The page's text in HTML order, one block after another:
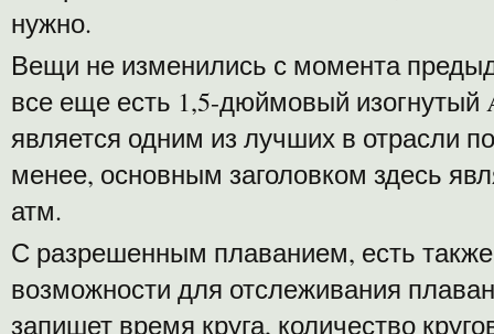
нужно.
Вещи не изменились с момента
все еще есть 1,5-дюймовый
является одним из лучших в отрасли
менее, основным заголовком здесь
атм.
С разрешенным плаванием, есть
возможности для отслеживания
запишет время круга, количество